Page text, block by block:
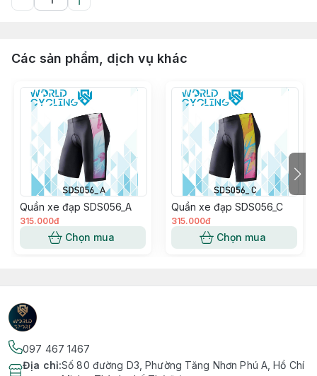
Các sản phẩm, dịch vụ khác
Quần xe đạp SDS056_A
315.000đ
Chọn mua
Quần xe đạp SDS056_C
315.000đ
Chọn mua
097 467 1467
Địa chỉ:Số 80 đường D3, Phường Tăng Nhơn Phú A, Hồ Chí